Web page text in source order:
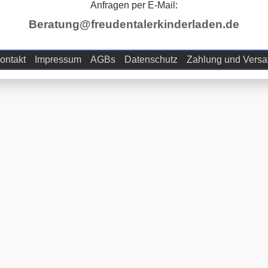
Anfragen per E-Mail:
Beratung@freudentalerkinderladen.de
Impressum AGBs Datenschutz Zahlung und